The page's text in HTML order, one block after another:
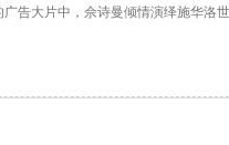
告大片中，佘诗曼倾情演绎施华洛